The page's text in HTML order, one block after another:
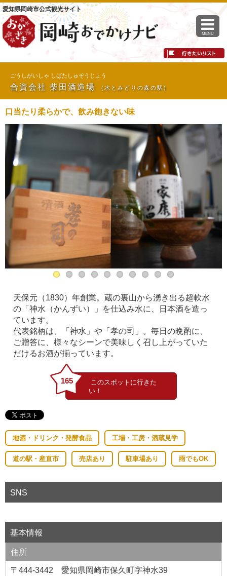
愛知県岡崎市公式観光サイト
MENU
ごうしがいしゃ しばたしゅぞうじょう
合資会社 柴田酒造場 (水とみどりの森の駅)
口当たり柔らかで、飲み飽きない味
天保元（1830）年創業。蔵の裏山から湧き出る超軟水
の「神水（かんずい）」を仕込み水に、日本酒を造っ
ています。
代表銘柄は、「神水」や「孝の司」。毎日の晩酌に、
ご贈答に、様々なシーンで美味しく召し上がっていた
だけるお酒が揃っています。
165
地酒・ドリンク・発酵食品 工場・工房・酒蔵見学
道の駅・産直市 売店あり 駐車場あり 雨でもOK
SNS
基本情報
住所
〒444-3442 愛知県岡崎市保久町字神水39